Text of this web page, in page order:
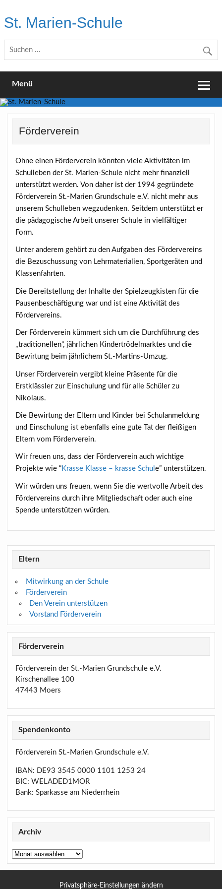
content
St. Marien-Schule
Menü
Förderverein
Ohne einen Förderverein könnten viele Aktivitäten im
Schulleben der St. Marien-Schule nicht mehr finanziell
unterstützt werden. Von daher ist der 1994 gegründete
Förderverein St.-Marien Grundschule e.V. nicht mehr aus
unserem Schulleben wegzudenken. Seitdem unterstützt er
die pädagogische Arbeit unserer Schule in vielfältiger
Form.
Unter anderem gehört zu den Aufgaben des Fördervereins
die Bezuschussung von Lehrmaterialien, Sportgeräten und
Klassenfahrten.
Die Bereitstellung der Inhalte der Spielzeugkisten für die
Pausenbeschäftigung war und ist eine Aktivität des
Fördervereins.
Der Förderverein kümmert sich um die Durchführung des
„traditionellen“, jährlichen Kindertrödelmarktes und die
Bewirtung beim jährlichem St.-Martins-Umzug.
Unser Förderverein vergibt kleine Präsente für die
Erstklässler zur Einschulung und für alle Schüler zu
Nikolaus.
Die Bewirtung der Eltern und Kinder bei Schulanmeldung
und Einschulung ist ebenfalls eine gute Tat der fleißigen
Eltern vom Förderverein.
Wir freuen uns, dass der Förderverein auch wichtige
Projekte wie “Krasse Klasse – krasse Schule” unterstützen.
Wir würden uns freuen, wenn Sie die wertvolle Arbeit des
Fördervereins durch ihre Mitgliedschaft oder auch eine
Spende unterstützen würden.
Eltern
Mitwirkung an der Schule
Förderverein
Den Verein unterstützen
Vorstand Förderverein
Förderverein
Förderverein der St.-Marien Grundschule e.V.
Kirschenallee 100
47443 Moers
Spendenkonto
Förderverein St.-Marien Grundschule e.V.
IBAN: DE93 3545 0000 1101 1253 24
BIC: WELADED1MOR
Bank: Sparkasse am Niederrhein
Archiv
Archiv
Privatsphäre-Einstellungen ändern